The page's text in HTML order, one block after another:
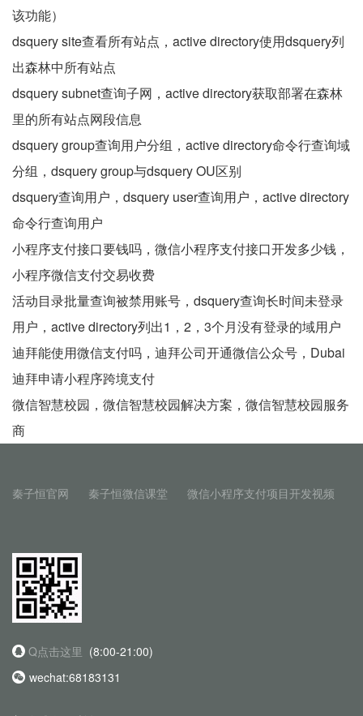
该功能）
dsquery site查看所有站点，active directory使用dsquery列
出森林中所有站点
dsquery subnet查询子网，active directory获取部署在森林
里的所有站点网段信息
dsquery group查询用户分组，active directory命令行查询域
分组，dsquery group与dsquery OU区别
dsquery查询用户，dsquery user查询用户，active directory
命令行查询用户
小程序支付接口要钱吗，微信小程序支付接口开发多少钱，
小程序微信支付交易收费
活动目录批量查询被禁用账号，dsquery查询长时间未登录
用户，active directory列出1，2，3个月没有登录的域用户
迪拜能使用微信支付吗，迪拜公司开通微信公众号，Dubai
迪拜申请小程序跨境支付
微信智慧校园，微信智慧校园解决方案，微信智慧校园服务
商
秦子恒官网 秦子恒微信课堂 微信小程序支付项目开发视频
Q点击这里 (8:00-21:00)
wechat:68183131